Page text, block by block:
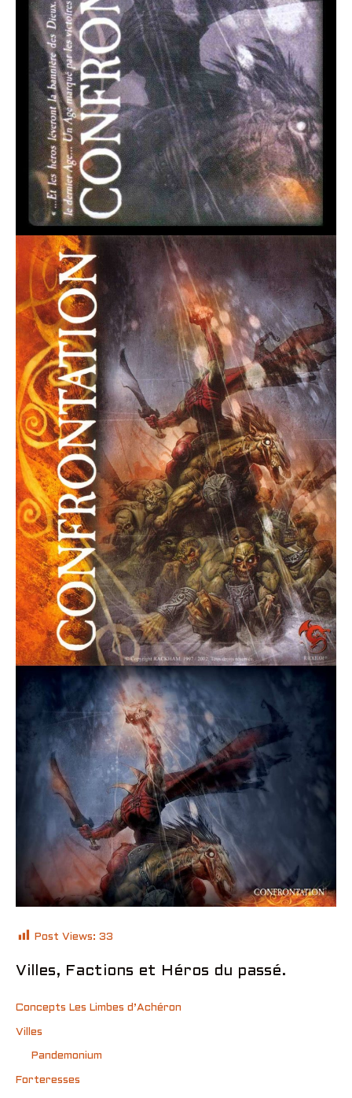
Post Views: 33
Villes, Factions et Héros du passé.
Concepts Les Limbes d’Achéron
Villes
Pandemonium
Forteresses